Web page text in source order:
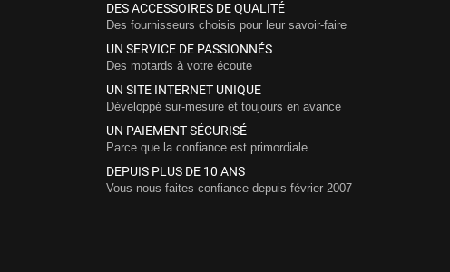
DES ACCESSOIRES DE QUALITÉ
Des fournisseurs choisis pour leur savoir-faire
UN SERVICE DE PASSIONNÉS
Des motards à votre écoute
UN SITE INTERNET UNIQUE
Développé sur-mesure et toujours en avance
UN PAIEMENT SÉCURISÉ
Parce que la confiance est primordiale
DEPUIS PLUS DE 10 ANS
Vous nous faites confiance depuis février 2007